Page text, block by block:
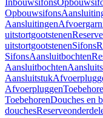
Inbouwsifons
Opbouwsifons
Aansluitingen
uitstortgootstenen
uitstortgootstenenSifons
SifonsAansluitbochten
Aansluitbochten
Aansluitstuk
Afvoerpluggen
ToebehorenDouches en
douches